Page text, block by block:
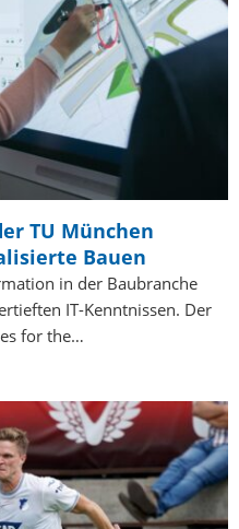
TU München
Bauen
in der Baubranche
IT-Kenntnissen. Der
for the…